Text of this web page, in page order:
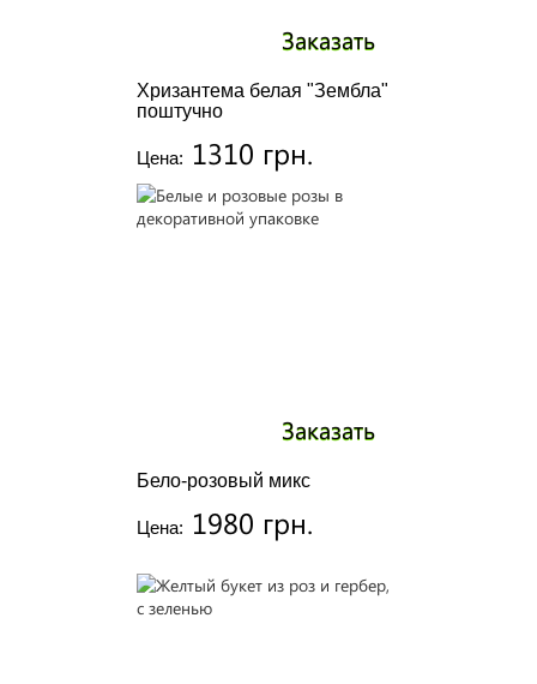
Хризантема белая "Зембла"
поштучно
Цена: 1310 грн.
Заказать
Бело-розовый микс
Цена: 1980 грн.
Заказать